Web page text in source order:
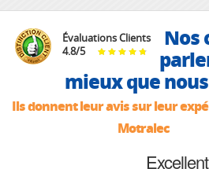
Évaluations Clients
4.8/5
Nos
mieux que
Ils donnent leur avis sur leur
Motralec
Excellent